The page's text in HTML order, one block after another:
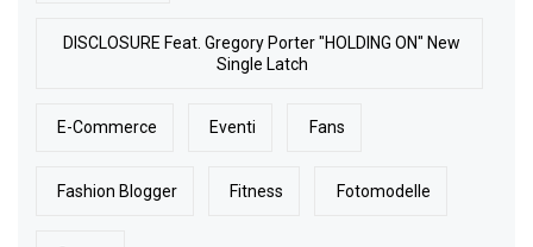
DISCLOSURE Feat. Gregory Porter "HOLDING ON" New
Single Latch
E-Commerce Eventi Fans
Fashion Blogger Fitness Fotomodelle